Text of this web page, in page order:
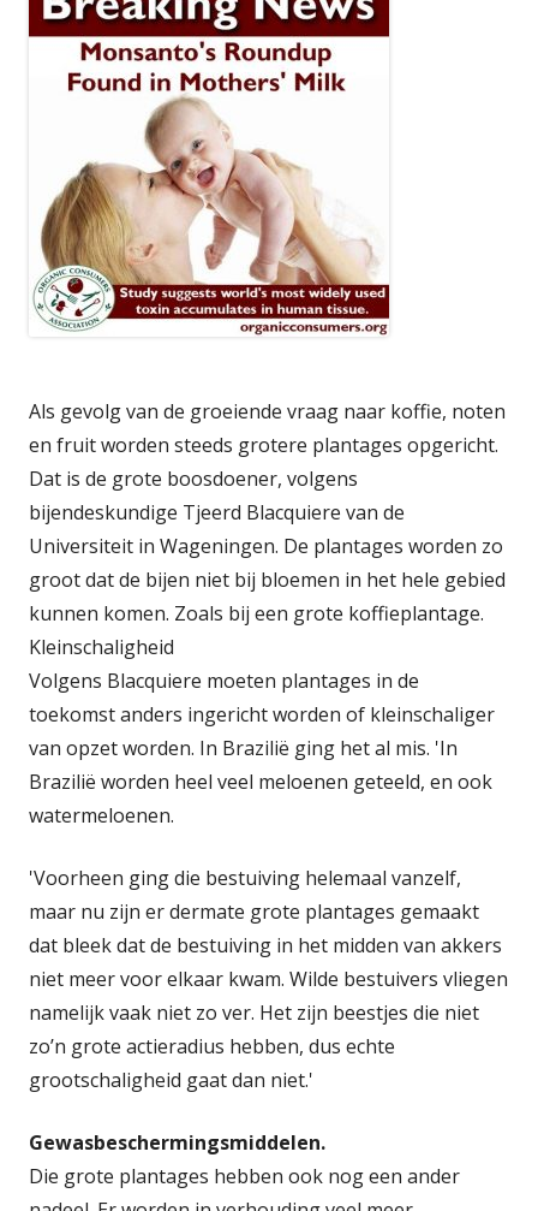
Als gevolg van de groeiende vraag naar koffie, noten
en fruit worden steeds grotere plantages opgericht.
Dat is de grote boosdoener, volgens
bijendeskundige Tjeerd Blacquiere van de
Universiteit in Wageningen. De plantages worden zo
groot dat de bijen niet bij bloemen in het hele gebied
kunnen komen. Zoals bij een grote koffieplantage.
Kleinschaligheid
Volgens Blacquiere moeten plantages in de
toekomst anders ingericht worden of kleinschaliger
van opzet worden. In Brazilië ging het al mis. 'In
Brazilië worden heel veel meloenen geteeld, en ook
watermeloenen.
'Voorheen ging die bestuiving helemaal vanzelf,
maar nu zijn er dermate grote plantages gemaakt
dat bleek dat de bestuiving in het midden van akkers
niet meer voor elkaar kwam. Wilde bestuivers vliegen
namelijk vaak niet zo ver. Het zijn beestjes die niet
zo’n grote actieradius hebben, dus echte
grootschaligheid gaat dan niet.'
Gewasbeschermingsmiddelen.
Die grote plantages hebben ook nog een ander